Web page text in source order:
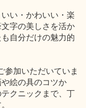
い・かわいい・楽
字の美しさを活か
自分だけの魅力的
参加いただいていま
絵の具のコツか
クニックまで、丁